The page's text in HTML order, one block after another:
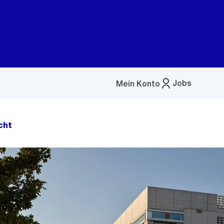
Jobs
Mein Konto
Menü